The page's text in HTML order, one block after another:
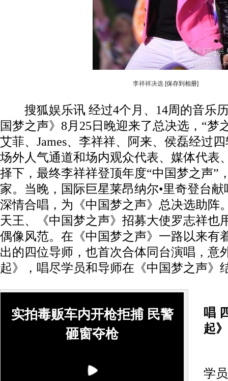
李祥祥决选 [保存到相册]
搜狐娱乐讯 经过4个月、14周的音乐
国梦之声》8月25日晚迎来了总决选，“梦
艾菲、James、李祥祥、阿来、侯磊经过
场外人气通道和场内观众代表、媒体代表
择下，最终李祥祥登顶年度“中国梦之声”
家。当晚，国际巨星莱昂纳尔•里奇登台
深情合唱，为《中国梦之声》总决选助阵
天王、《中国梦之声》招募大使罗志祥也
偶像风范。在《中国梦之声》一路以来有
出的四位导师，也首次合体同台演唱，意
起》，唱尽学员和导师在《中国梦之声》
实拍毒贩车内开枪拒捕 民警
砸窗夺枪
唱
起》
学